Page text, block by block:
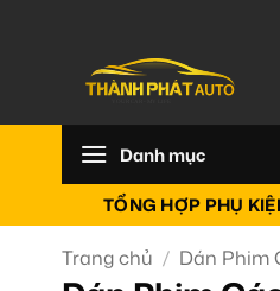
Danh mục
TỔNG HỢP PHỤ
Trang chủ / Dán Phim